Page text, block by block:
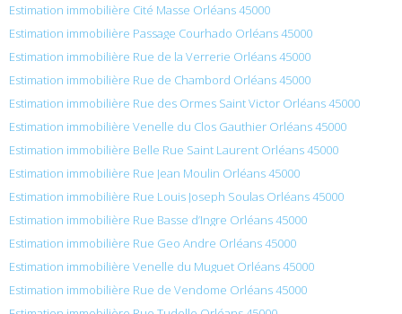
Estimation immobilière Cité Masse Orléans 45000
Estimation immobilière Passage Courhado Orléans 45000
Estimation immobilière Rue de la Verrerie Orléans 45000
Estimation immobilière Rue de Chambord Orléans 45000
Estimation immobilière Rue des Ormes Saint Victor Orléans 45000
Estimation immobilière Venelle du Clos Gauthier Orléans 45000
Estimation immobilière Belle Rue Saint Laurent Orléans 45000
Estimation immobilière Rue Jean Moulin Orléans 45000
Estimation immobilière Rue Louis Joseph Soulas Orléans 45000
Estimation immobilière Rue Basse d’Ingre Orléans 45000
Estimation immobilière Rue Geo Andre Orléans 45000
Estimation immobilière Venelle du Muguet Orléans 45000
Estimation immobilière Rue de Vendome Orléans 45000